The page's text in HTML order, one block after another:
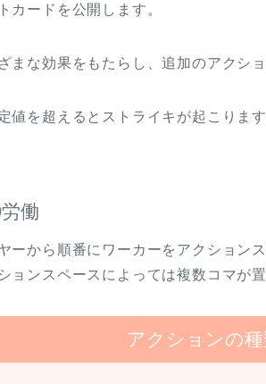
カードを公開します。
まな効果をもたらし、追加のアクシ
値を超えるとストライキが起こりま
働
ーから順番にワーカーをアクション
ョンスペースによっては複数コマが
アクションの種